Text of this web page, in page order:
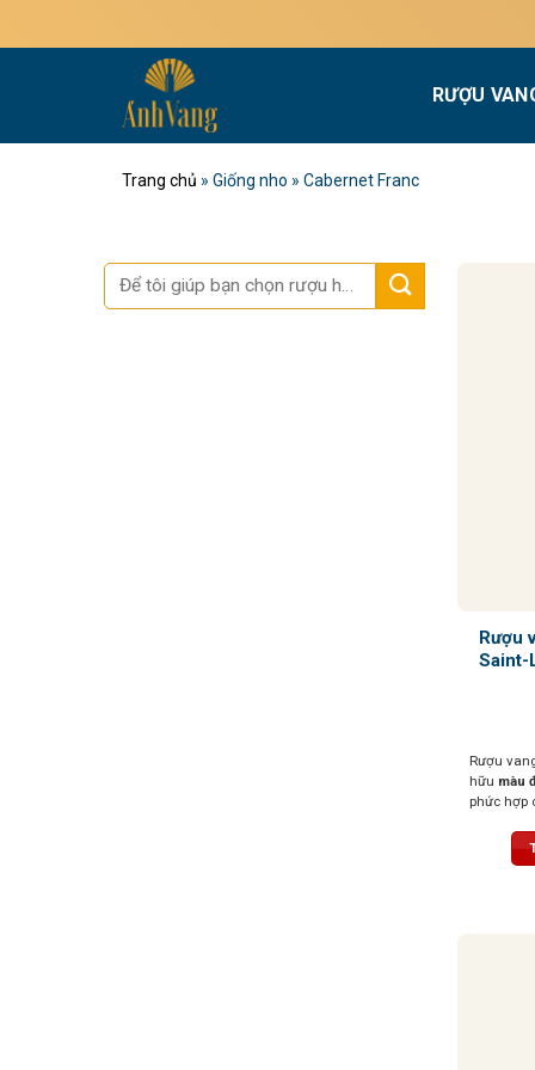
qua
RƯỢU
Trang chủ » Giống nho » Cabernet Franc
Tìm
kiếm:
Rượu
Saint-
Rượu
hữu màu
phức hợp
.
lan tỏa